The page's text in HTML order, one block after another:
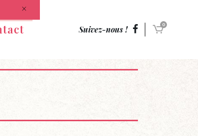
Suivez-nous ! 0